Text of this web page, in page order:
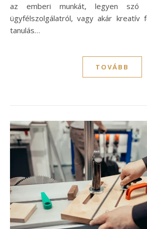
az emberi munkát, legyen szó
ügyfélszolgálatról, vagy akár kreatív
tanulás…
TOVÁBB